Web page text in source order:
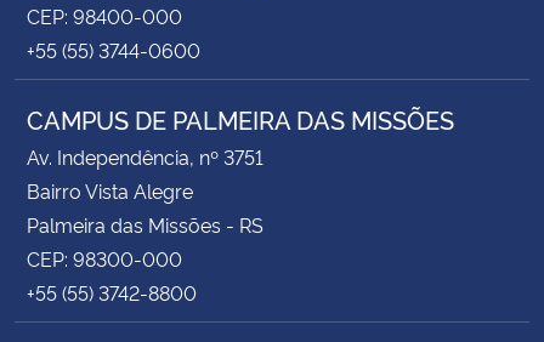
CEP: 98400-000
+55 (55) 3744-0600
CAMPUS DE PALMEIRA DAS MISSÕES
Av. Independência, nº 3751
Bairro Vista Alegre
Palmeira das Missões - RS
CEP: 98300-000
+55 (55) 3742-8800